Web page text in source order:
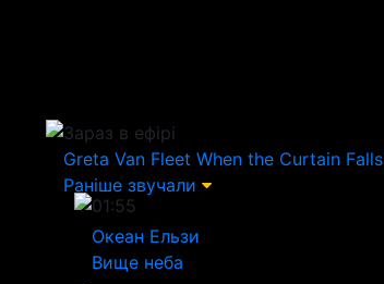
Зараз в ефірі
Greta Van Fleet When the Curtain Falls
Раніше звучали
01:55
Океан Ельзи
Вище неба